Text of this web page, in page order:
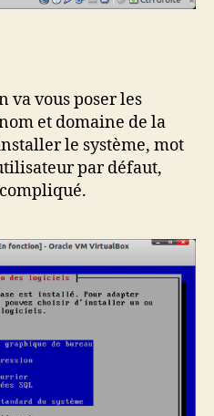
va vous poser les
et domaine de la
le système, mot
par défaut,